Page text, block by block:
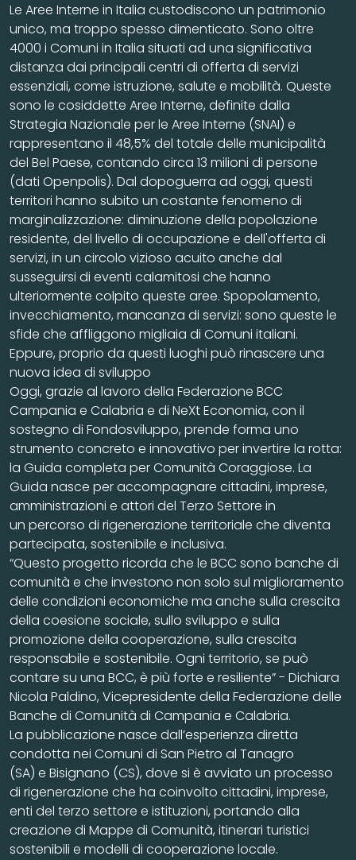
Le Aree Interne in Italia custodiscono un patrimonio
unico, ma troppo spesso dimenticato. Sono oltre
4000 i Comuni in Italia situati ad una significativa
distanza dai principali centri di offerta di servizi
essenziali, come istruzione, salute e mobilità. Queste
sono le cosiddette Aree Interne, definite dalla
Strategia Nazionale per le Aree Interne (SNAI) e
rappresentano il 48,5% del totale delle municipalità
del Bel Paese, contando circa 13 milioni di persone
(dati Openpolis). Dal dopoguerra ad oggi, questi
territori hanno subito un costante fenomeno di
marginalizzazione: diminuzione della popolazione
residente, del livello di occupazione e dell'offerta di
servizi, in un circolo vizioso acuito anche dal
susseguirsi di eventi calamitosi che hanno
ulteriormente colpito queste aree. Spopolamento,
invecchiamento, mancanza di servizi: sono queste le
sfide che affliggono migliaia di Comuni italiani.
Eppure, proprio da questi luoghi può rinascere una
nuova idea di sviluppo
Oggi, grazie al lavoro della Federazione BCC
Campania e Calabria e di NeXt Economia, con il
sostegno di Fondosviluppo, prende forma uno
strumento concreto e innovativo per invertire la rotta:
la Guida completa per Comunità Coraggiose. La
Guida nasce per accompagnare cittadini, imprese,
amministrazioni e attori del Terzo Settore in
un percorso di rigenerazione territoriale che diventa
partecipata, sostenibile e inclusiva.
“Questo progetto ricorda che le BCC sono banche di
comunità e che investono non solo sul miglioramento
delle condizioni economiche ma anche sulla crescita
della coesione sociale, sullo sviluppo e sulla
promozione della cooperazione, sulla crescita
responsabile e sostenibile. Ogni territorio, se può
contare su una BCC, è più forte e resiliente” - Dichiara
Nicola Paldino, Vicepresidente della Federazione delle
Banche di Comunità di Campania e Calabria.
La pubblicazione nasce dall’esperienza diretta
condotta nei Comuni di San Pietro al Tanagro
(SA) e Bisignano (CS), dove si è avviato un processo
di rigenerazione che ha coinvolto cittadini, imprese,
enti del terzo settore e istituzioni, portando alla
creazione di Mappe di Comunità, itinerari turistici
sostenibili e modelli di cooperazione locale.